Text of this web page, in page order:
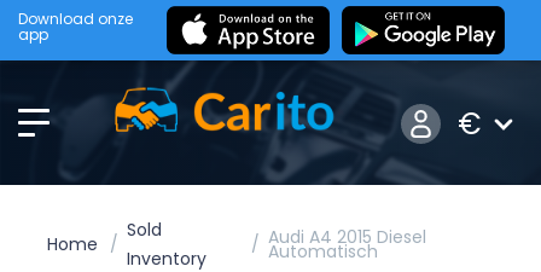
Download onze
app
€
Home
Sold
Inventory
Audi A4 2015 Diesel
Automatisch